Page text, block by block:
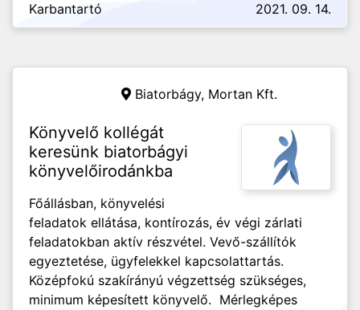
Karbantartó 2021. 09. 14.
Biatorbágy, Mortan Kft.
Könyvelő kollégát
keresünk biatorbágyi
könyvelőirodánkba
Főállásban, könyvelési
feladatok ellátása, kontírozás, év végi zárlati
feladatokban aktív részvétel. Vevő-szállítók
egyeztetése, ügyfelekkel kapcsolattartás.
Középfokú szakírányú végzettség szükséges,
minimum képesített könyvelő. Mérlegképes